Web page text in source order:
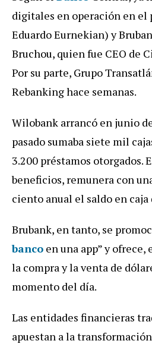
digitales en operación en el
Eduardo Eurnekian) y
Bruchou, quien fue CEO de
Por su parte, Grupo
Rebanking hace semanas.
Wilobank arrancó en junio
pasado sumaba siete mil
3.200 préstamos otorgados.
beneficios, remunera con
ciento anual el saldo en caja
Brubank, en tanto, se
banco en una app” y
la compra y la venta de
momento del día.
Las entidades financieras
apuestan a la